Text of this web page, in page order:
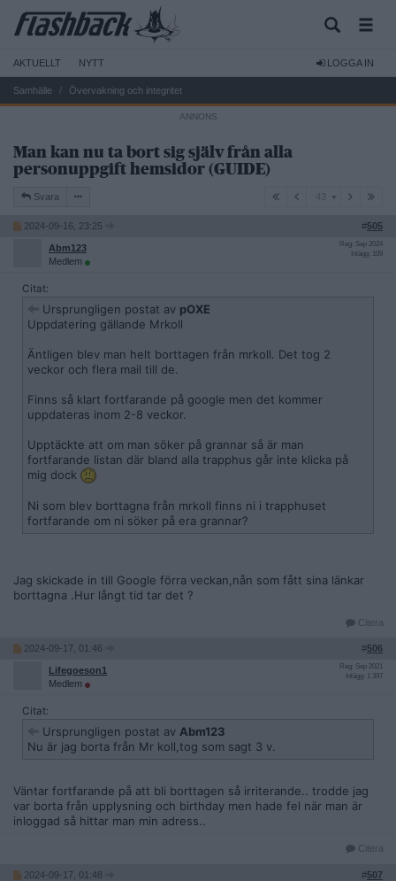
AKTUELLT NYTT LOGGA IN
Samhälle Övervakning och integritet
Man kan nu ta bort sig själv från alla
personuppgift hemsidor (GUIDE)
Svara 43
2024-09-16, 23:25 #505
Abm123
Medlem
Reg: Sep 2024
Inlägg: 109
Citat:
Ursprungligen postat av pOXE
Uppdatering gällande Mrkoll
Äntligen blev man helt borttagen från mrkoll. Det tog 2
veckor och flera mail till de.
Finns så klart fortfarande på google men det kommer
uppdateras inom 2-8 veckor.
Upptäckte att om man söker på grannar så är man
fortfarande listan där bland alla trapphus går inte klicka på
mig dock
Ni som blev borttagna från mrkoll finns ni i trapphuset
fortfarande om ni söker på era grannar?
Jag skickade in till Google förra veckan,nån som fått sina länkar
borttagna .Hur långt tid tar det ?
Citera
2024-09-17, 01:46 #506
Lifegoeson1
Medlem
Reg: Sep 2021
Inlägg: 1 397
Citat:
Ursprungligen postat av Abm123
Nu är jag borta från Mr koll,tog som sagt 3 v.
Väntar fortfarande på att bli borttagen så irriterande.. trodde jag
var borta från upplysning och birthday men hade fel när man är
inloggad så hittar man min adress..
Citera
2024-09-17, 01:48 #507